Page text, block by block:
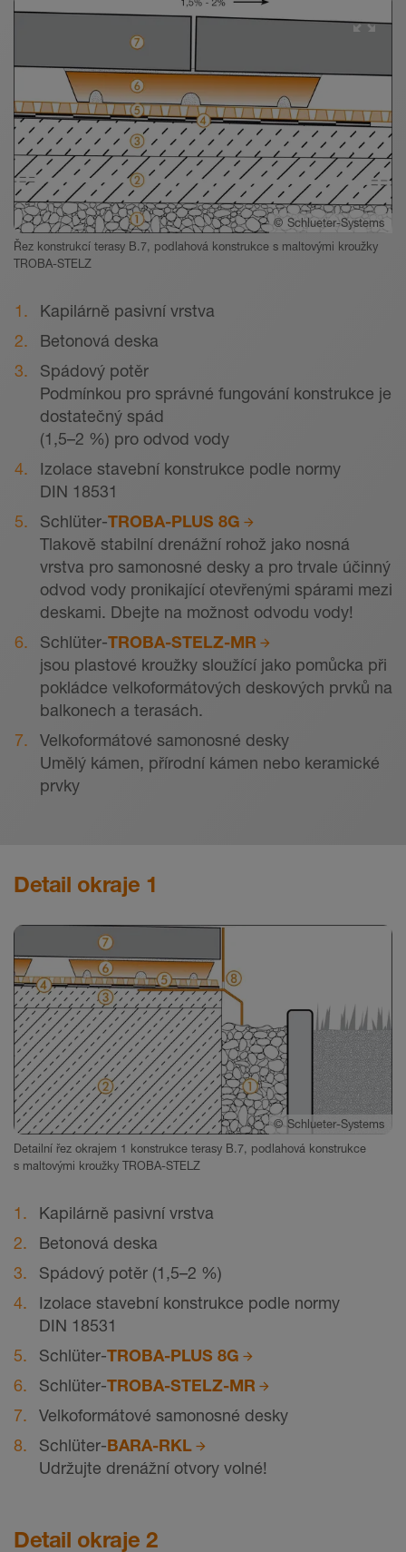
© Schlueter-Systems
Řez konstrukcí terasy B.7, podlahová konstrukce s maltovými kroužky
TROBA-STELZ
Kapilárně pasivní vrstva
Betonová deska
Spádový potěr
Podmínkou pro správné fungování konstrukce je
dostatečný spád
(1,5–2 %) pro odvod vody
Izolace stavební konstrukce podle normy
DIN 18531
Schlüter-TROBA-PLUS 8G
Tlakově stabilní drenážní rohož jako nosná
vrstva pro samonosné desky a pro trvale účinný
odvod vody pronikající otevřenými spárami mezi
deskami. Dbejte na možnost odvodu vody!
Schlüter-TROBA-STELZ-MR
jsou plastové kroužky sloužící jako pomůcka při
pokládce velkoformátových deskových prvků na
balkonech a terasách.
Velkoformátové samonosné desky
Umělý kámen, přírodní kámen nebo keramické
prvky
Detail okraje 1
© Schlueter-Systems
Detailní řez okrajem 1 konstrukce terasy B.7, podlahová konstrukce
s maltovými kroužky TROBA-STELZ
Kapilárně pasivní vrstva
Betonová deska
Spádový potěr (1,5–2 %)
Izolace stavební konstrukce podle normy
DIN 18531
Schlüter-TROBA-PLUS 8G
Schlüter-TROBA-STELZ-MR
Velkoformátové samonosné desky
Schlüter-BARA-RKL
Udržujte drenážní otvory volné!
Detail okraje 2